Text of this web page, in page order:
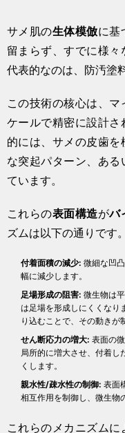
サメ肌の生体模倣に基
留まらず、すでに様々
代表的なのは、防汚塗
この技術の核心は、
ケールで精密に設計
的には、サメの皮歯
な突起パターン、あ
ています。
これらの表面構造がバ
ズムは以下の通りです。
付着面積の減少: 微細な凹
幅に減少します。
足場形成の阻害: 微生物は
は足場を形成しにくくなり
り込むことで、その動きが
せん断応力の増大: 表面の
局所的に増大させ、付着し
くします。
親水性/疎水性の制御: 表面
相互作用を制御し、微生物
これらのメカニズムに